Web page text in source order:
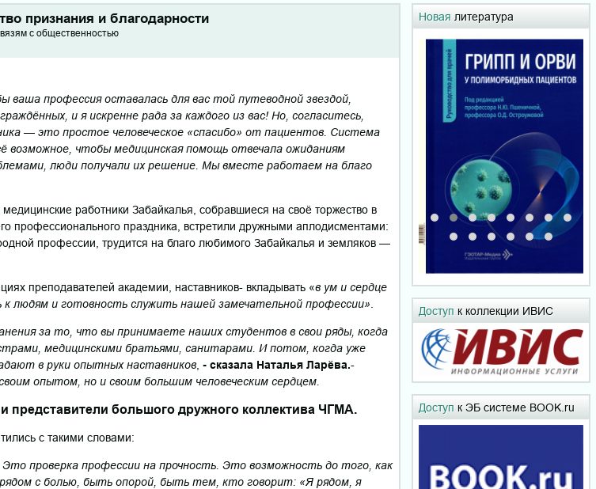
признания и благодарности
с общественностью
ваша профессия оставалась для вас той путеводной звездой,
и я искренне рада за каждого из вас! Но, согласитесь,
— это простое человеческое «спасибо» от пациентов. Система
возможное, чтобы медицинская помощь отвечала ожиданиям
люди получали их решение. Мы вместе работаем на благо
медицинские работники Забайкалья, собравшиеся на своё торжество в
профессионального праздника, встретили дружными аплодисментами:
профессии, трудится на благо любимого Забайкалья и земляков —
преподавателей академии, наставников- вкладывать «в ум и сердце
людям и готовность служить нашей замечательной профессии»
за то, что вы принимаете наших студентов в свои ряды, когда
медицинскими братьями, санитарами. И потом, когда уже
в руки опытных наставников - сказала Наталья Ларёва.-
опытом, но и своим большим человеческим сердцем.
представители большого дружного коллектива ЧГМА.
с такими словами:
проверка профессии на прочность. Это возможность до того, как
с болью, быть опорой, быть тем, кто говорит: «Я рядом, я
Новая литература
Доступ к коллекции ИВИС
Доступ к ЭБ системе BOOK.ru